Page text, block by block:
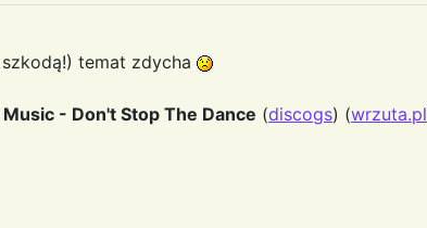
temat zdycha
- Don't Stop The Dance (discogs) (wrzuta.pl